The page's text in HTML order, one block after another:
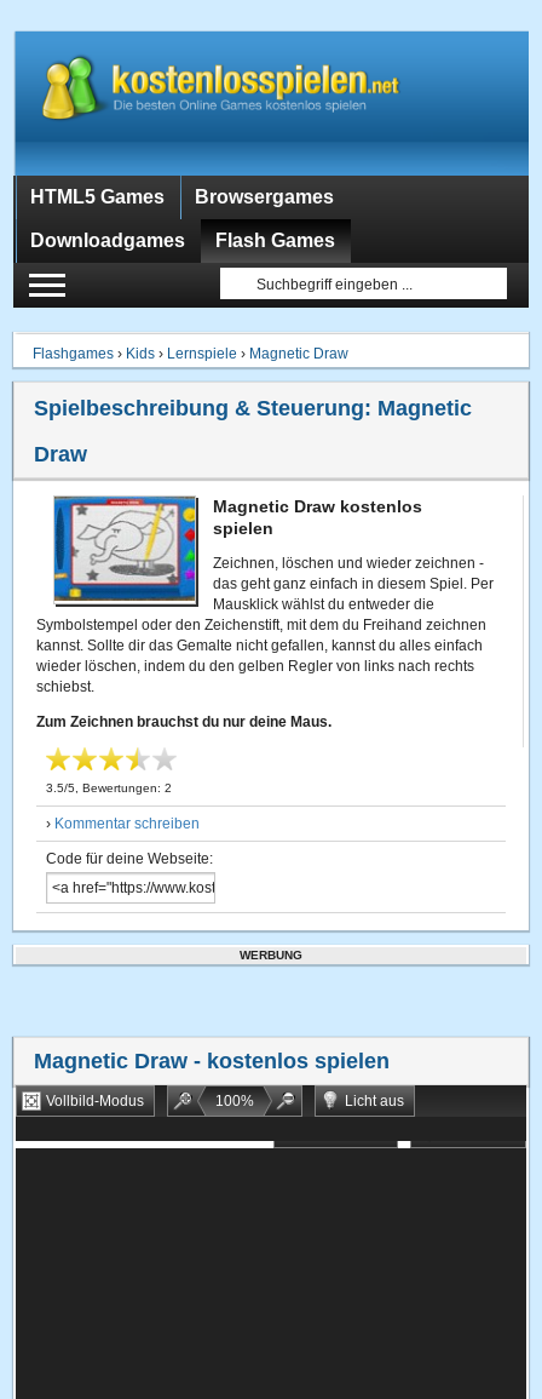
HTML5 Games Browsergames
Downloadgames Flash Games
Flashgames › Kids › Lernspiele › Magnetic Draw
Spielbeschreibung & Steuerung: Magnetic
Draw
Magnetic Draw kostenlos
spielen
Zeichnen, löschen und wieder zeichnen -
das geht ganz einfach in diesem Spiel. Per
Mausklick wählst du entweder die
Symbolstempel oder den Zeichenstift, mit dem du Freihand zeichnen
kannst. Sollte dir das Gemalte nicht gefallen, kannst du alles einfach
wieder löschen, indem du den gelben Regler von links nach rechts
schiebst.
Zum Zeichnen brauchst du nur deine Maus.
3.5/5 , Bewertungen:2
› Kommentar schreiben
Code für deine Webseite:
WERBUNG
Magnetic Draw - kostenlos spielen
Vollbild-Modus 100%
Licht aus